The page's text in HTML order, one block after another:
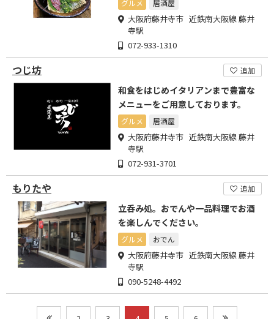
グルメ 居酒屋
大阪府藤井寺市 近鉄南大阪線 藤井
寺駅
072-933-1310
つじ坊 追加
和食をはじめイタリアンまで豊富な
メニューをご用意しております。
グルメ 居酒屋
大阪府藤井寺市 近鉄南大阪線 藤井
寺駅
072-931-3701
もりたや 追加
立呑み処。おでんや一品料理でお酒
を楽しんでください。
グルメ おでん
大阪府藤井寺市 近鉄南大阪線 藤井
寺駅
090-5248-4492